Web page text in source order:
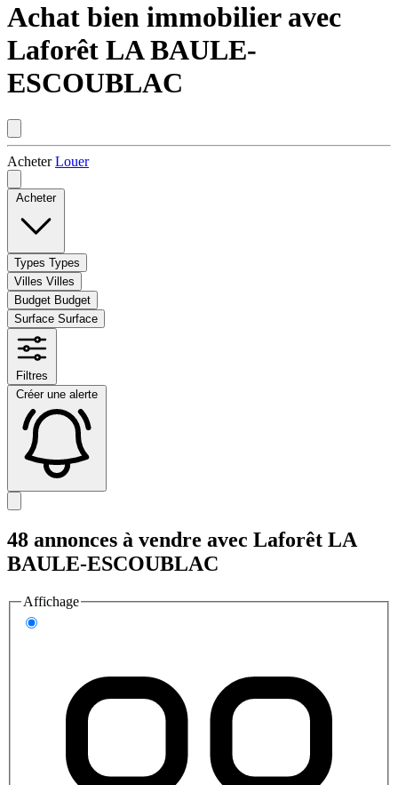
Achat bien immobilier avec
Laforêt LA BAULE-
ESCOUBLAC
AcheterLouer
Acheter
Types Types
Villes Villes
Budget Budget
Surface Surface
Filtres
Créer une alerte
48 annonces à vendre avec Laforêt LA
BAULE-ESCOUBLAC
Affichage